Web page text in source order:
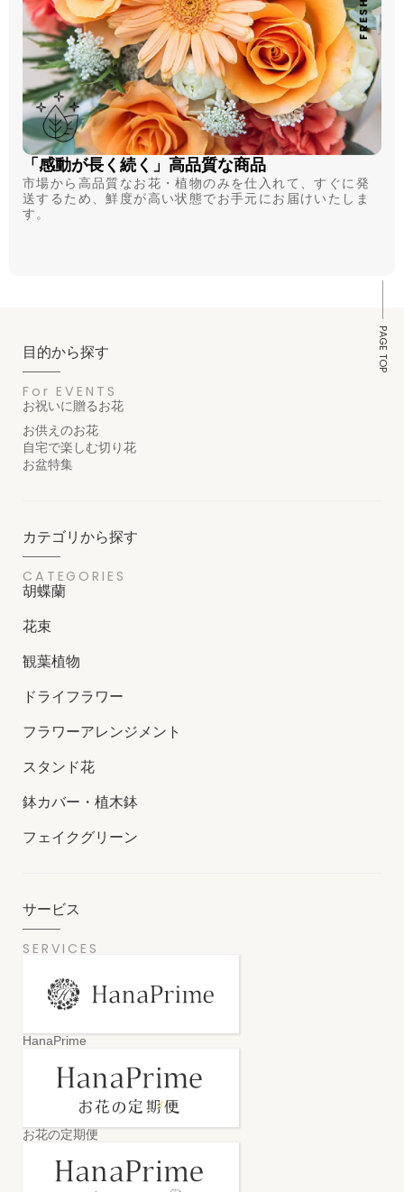
「感動が長く続く」高品質な商品
市場から高品質なお花・植物のみを仕入れて、すぐに発
送するため、鮮度が高い状態でお手元にお届けいたしま
す。
PAGE TOP
目的から探す
For EVENTS
お祝いに贈るお花
お供えのお花
自宅で楽しむ切り花
お盆特集
カテゴリから探す
CATEGORIES
胡蝶蘭
花束
観葉植物
ドライフラワー
フラワーアレンジメント
スタンド花
鉢カバー・植木鉢
フェイクグリーン
サービス
SERVICES
HanaPrime
お花の定期便